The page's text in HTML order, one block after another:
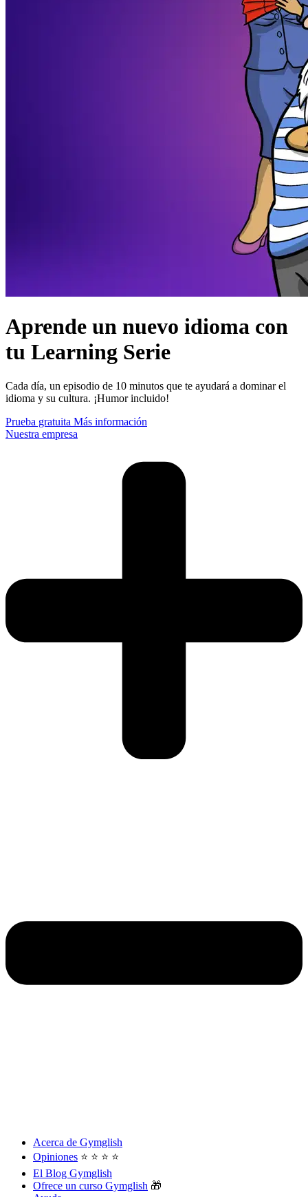
Aprende un nuevo idioma con
tu Learning Serie
Cada día, un episodio de 10 minutos que te ayudará a dominar el
idioma y su cultura. ¡Humor incluido!
Prueba gratuita Más información
Nuestra empresa
Acerca de Gymglish
Opiniones ⭐️ ⭐️ ⭐️ ⭐️
El Blog Gymglish
Ofrece un curso Gymglish 🎁